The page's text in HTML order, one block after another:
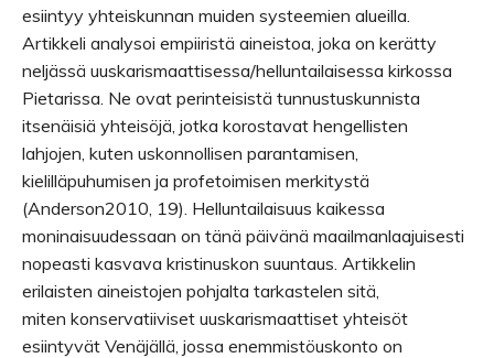
esiintyy yhteiskunnan muiden systeemien alueilla.
Artikkeli analysoi empiiristä aineistoa, joka on kerätty
neljässä uuskarismaattisessa/helluntailaisessa kirkossa
Pietarissa. Ne ovat perinteisistä tunnustuskunnista
itsenäisiä yhteisöjä, jotka korostavat hengellisten
lahjojen, kuten uskonnollisen parantamisen,
kielilläpuhumisen ja profetoimisen merkitystä
(Anderson2010, 19). Helluntailaisuus kaikessa
moninaisuudessaan on tänä päivänä maailmanlaajuisesti
nopeasti kasvava kristinuskon suuntaus. Artikkelin
erilaisten aineistojen pohjalta tarkastelen sitä,
miten konservatiiviset uuskarismaattiset yhteisöt
esiintyvät Venäjällä, jossa enemmistöuskonto on